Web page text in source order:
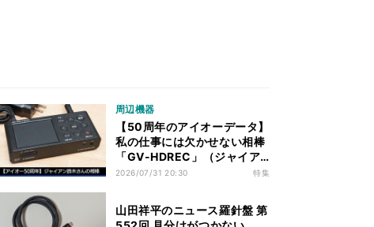
周辺機器
【50周年のアイオーデータ】
私の仕事には欠かせない相棒
「GV-HDREC」（ジャイア
ン鈴木さん）
2026/07/31 20:30 特集
山田祥平のニュース羅針盤 第